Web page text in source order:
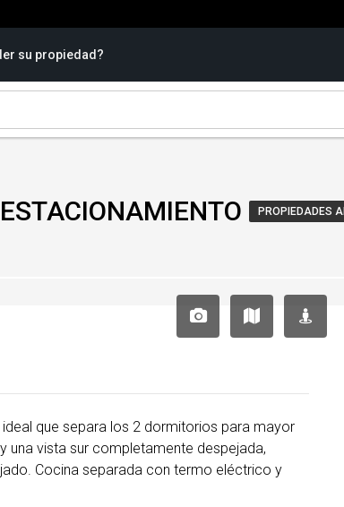
su propiedad?
PROPIEDADES
que separa los 2 dormitorios para mayor
una vista sur completamente despejada,
Cocina separada con termo eléctrico y